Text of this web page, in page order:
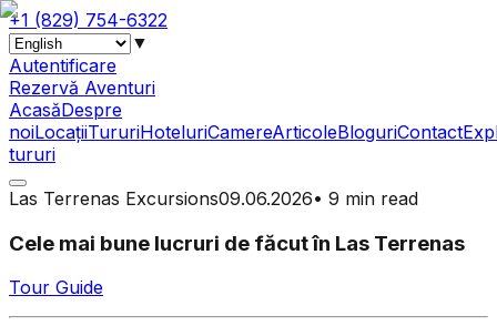
+1 (829) 754-6322
▼
Autentificare
Rezervă Aventuri
AcasăDespre
noiLocațiiTururiHoteluriCamereArticoleBloguriContact
tururi
Las Terrenas Excursions09.06.2026• 9 min read
Cele mai bune lucruri de făcut în Las Terrenas
Tour Guide